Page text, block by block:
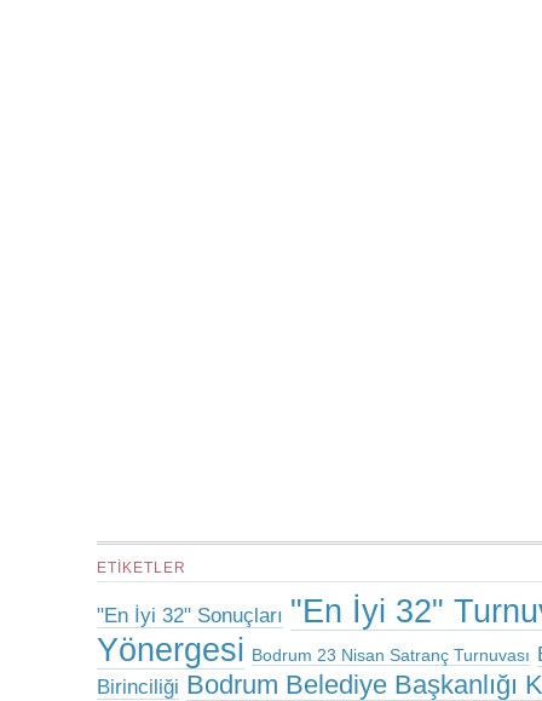
ETIKETLER
"En İyi 32" Sonuçları "En İyi 32"
Yönergesi Bodrum 23 Nisan Satranç Turnuvası
Birinciliği Bodrum Belediye Başkanlığı